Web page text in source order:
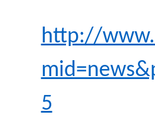
http://
5